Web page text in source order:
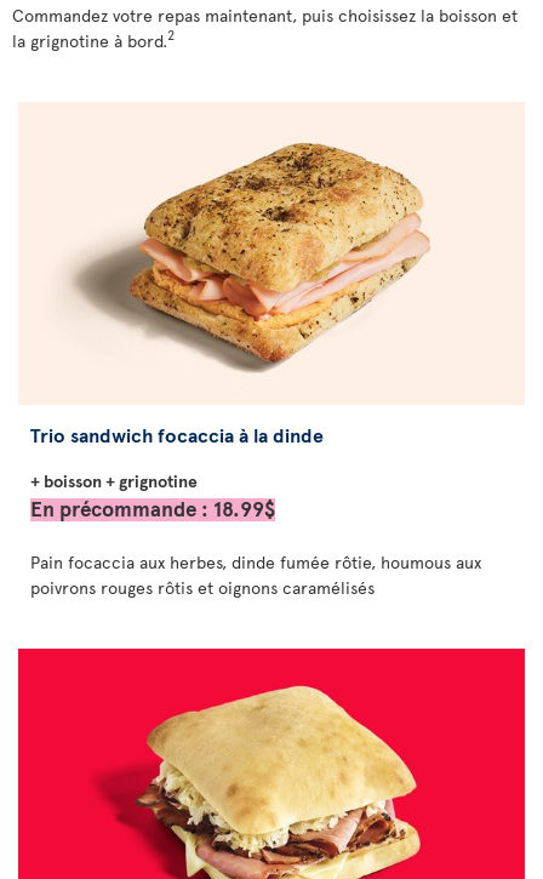
Commandez votre repas maintenant, puis choisissez la boisson et
la grignotine à bord.2
Trio sandwich focaccia à la dinde
+ boisson + grignotine
En précommande : 18.99$
Pain focaccia aux herbes, dinde fumée rôtie, houmous aux
poivrons rouges rôtis et oignons caramélisés